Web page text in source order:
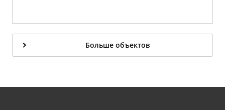
Больше объектов